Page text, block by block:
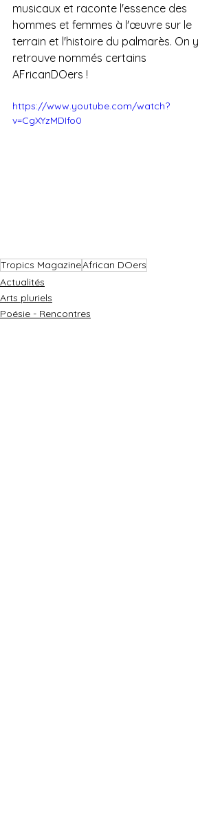
musicaux et raconte l'essence des
hommes et femmes à l'œuvre sur le
terrain et l'histoire du palmarès. On y
retrouve nommés certains
AFricanDOers !
https://www.youtube.com/watch?
v=CgXYzMDIfo0
Tropics MagazineAfrican DOers
Actualités
Arts pluriels
Poésie - Rencontres